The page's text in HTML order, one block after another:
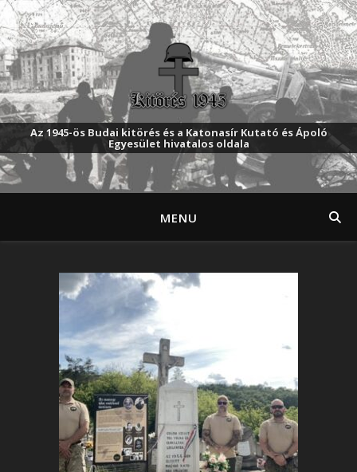
Az 1945-ös Budai kitörés és a Katonasír Kutató és Ápoló
Egyesület hivatalos oldala
MENU